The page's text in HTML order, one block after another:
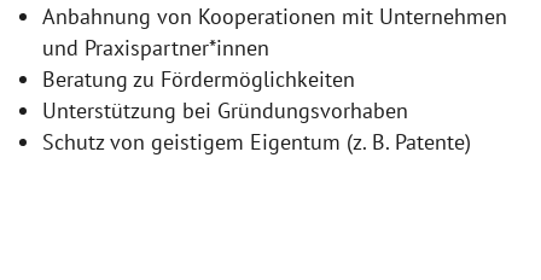
Anbahnung von Kooperationen mit Unternehmen
und Praxispartner*innen
Beratung zu Fördermöglichkeiten
Unterstützung bei Gründungsvorhaben
Schutz von geistigem Eigentum (z. B. Patente)